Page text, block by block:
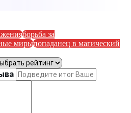
борьба за
мирыпопаданец в магический